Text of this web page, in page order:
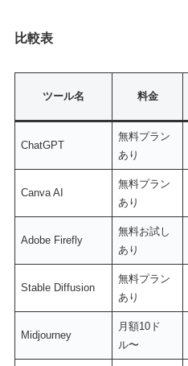
比較表
ツール名 料金
ChatGPT
無料プラン
あり
Canva AI
無料プラン
あり
Adobe Firefly
無料お試し
あり
Stable Diffusion
無料プラン
あり
Midjourney
月額10ド
ル〜